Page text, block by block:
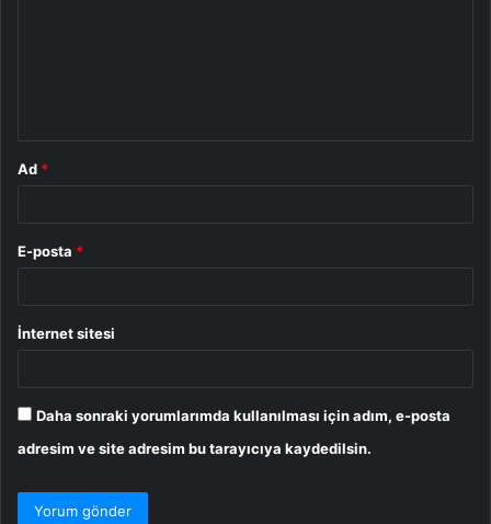
Ad *
E-posta *
İnternet sitesi
Daha sonraki yorumlarımda kullanılması için adım, e-posta
adresim ve site adresim bu tarayıcıya kaydedilsin.